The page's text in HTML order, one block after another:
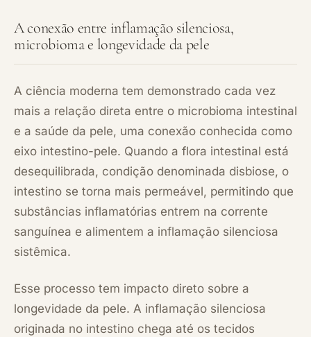
A conexão entre inflamação silenciosa,
microbioma e longevidade da pele
A ciência moderna tem demonstrado cada vez
mais a relação direta entre o microbioma intestinal
e a saúde da pele, uma conexão conhecida como
eixo intestino-pele. Quando a flora intestinal está
desequilibrada, condição denominada disbiose, o
intestino se torna mais permeável, permitindo que
substâncias inflamatórias entrem na corrente
sanguínea e alimentem a inflamação silenciosa
sistêmica.
Esse processo tem impacto direto sobre a
longevidade da pele. A inflamação silenciosa
originada no intestino chega até os tecidos